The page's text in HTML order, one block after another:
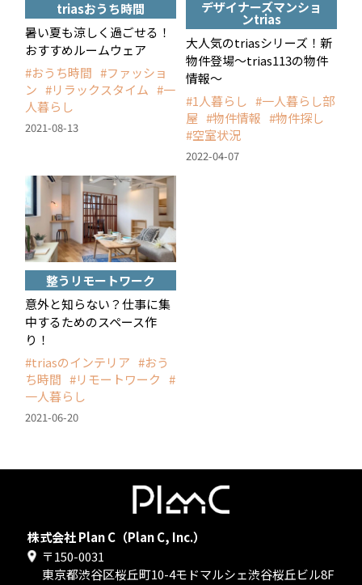
triasおうち時間
暑い夏も涼しく過ごせる！
おすすめルームウェア
おうち時間
ファッショ
ン
リラックスタイム
一
人暮らし
2021-08-13
デザイナーズマンショ
ンtrias
大人気のtriasシリーズ！新
物件登場〜trias113の物件
情報〜
1人暮らし
一人暮らし部
屋
物件情報
物件探し
空室状況
2022-04-07
整うリモートワーク
意外と知らない？仕事に集
中するためのスペース作
り！
triasのインテリア
おう
ち時間
リモートワーク
一人暮らし
2021-06-20
株式会社 Plan C（Plan C, Inc.）
〒150-0031
東京都渋谷区桜丘町10-4モドマルシェ渋谷桜丘ビル8F
<